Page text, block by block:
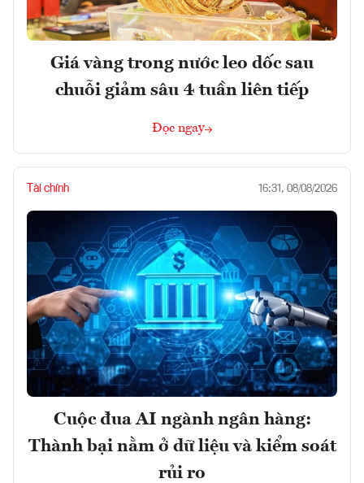
Giá vàng trong nước leo dốc sau
chuỗi giảm sâu 4 tuần liên tiếp
Đọc ngay
Tài chính 16:31, 08/08/2026
Cuộc đua AI ngành ngân hàng:
Thành bại nằm ở dữ liệu và kiểm soát
rủi ro